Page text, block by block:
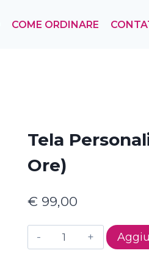
COME ORDINARE
Tela
Ore)
€ 99,00
Tela
personalizzata-